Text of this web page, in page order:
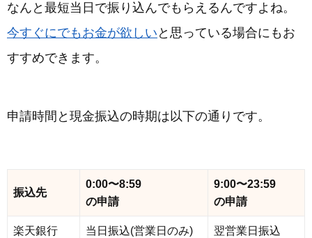
なんと最短当日で振り込んでもらえるんですよね。
今すぐにでもお金が欲しい と思っている場合にもお
すすめできます。
申請時間と現金振込の時期は以下の通りです。
振込先
0:00〜8:59
の申請
9:00〜23:59
の申請
楽天銀行 当日振込(営業日のみ) 翌営業日振込